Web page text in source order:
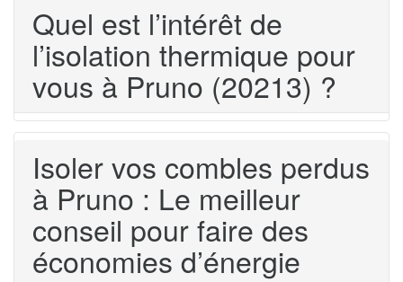
Quel est l’intérêt de
l’isolation thermique pour
vous à Pruno (20213) ?
Isoler vos combles perdus
à Pruno : Le meilleur
conseil pour faire des
économies d’énergie